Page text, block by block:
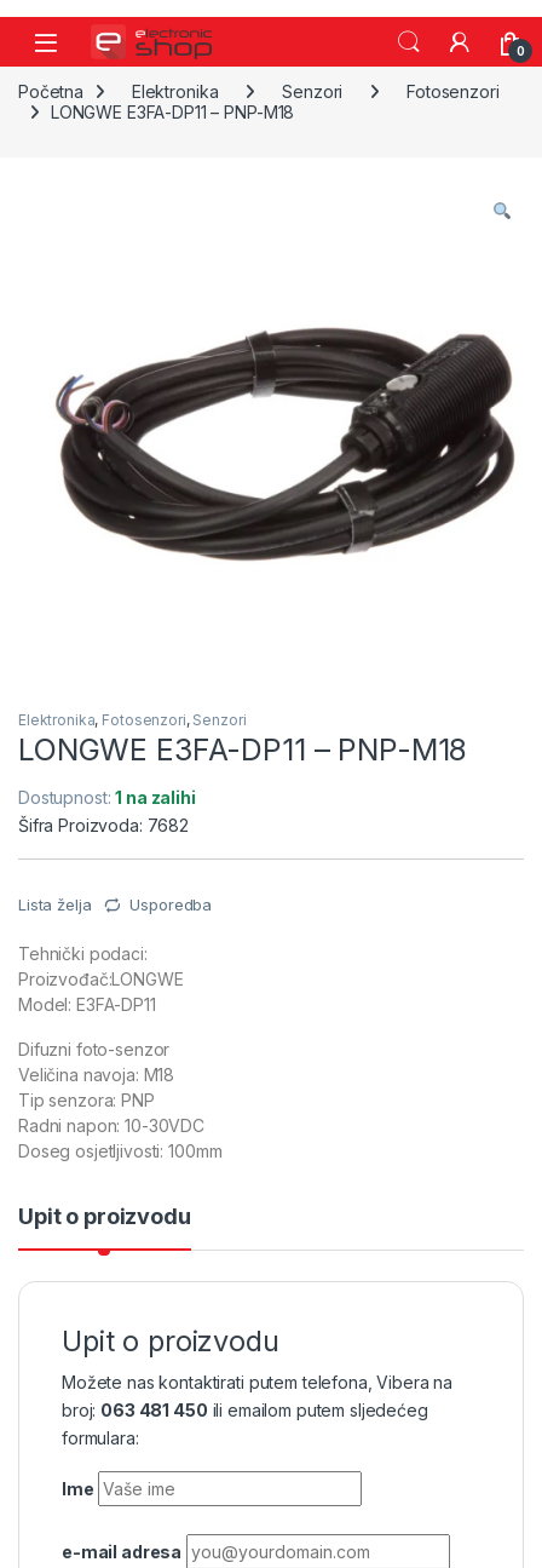
Skip to navigation
Skip to content
0
Početna Elektronika Senzori
Fotosenzori
LONGWE E3FA-DP11 – PNP-M18
Elektronika, Fotosenzori, Senzori
LONGWE E3FA-DP11 – PNP-M18
Dostupnost:1 na zalihi
Šifra Proizvoda: 7682
Lista želja Usporedba
Tehnički podaci:
Proizvođač:LONGWE
Model: E3FA-DP11
Difuzni foto-senzor
Veličina navoja: M18
Tip senzora: PNP
Radni napon: 10-30VDC
Doseg osjetljivosti: 100mm
Upit o proizvodu
Upit o proizvodu
Možete nas kontaktirati putem telefona, Vibera na
broj: 063 481 450 ili emailom putem sljedećeg
formulara:
Ime
e-mail adresa